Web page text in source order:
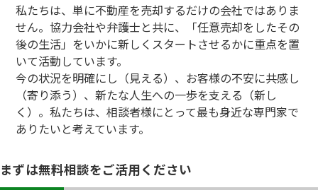
私たちは、単に不動産を売却するだけの会社ではありま
せん。協力会社や弁護士と共に、「任意売却をしたその
後の生活」をいかに新しくスタートさせるかに重点を置
いて活動しています。
今の状況を明確にし（見える）、お客様の不安に共感し
（寄り添う）、新たな人生への一歩を支える（新し
く）。私たちは、相談者様にとって最も身近な専門家で
ありたいと考えています。
まずは無料相談をご活用ください